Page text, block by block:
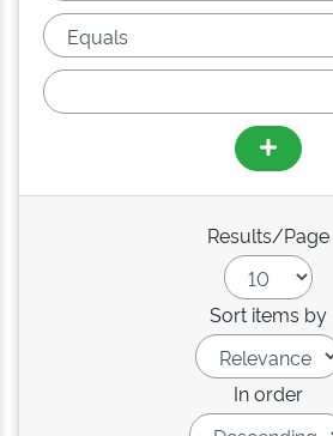
Results/Page
Sort items by
In order